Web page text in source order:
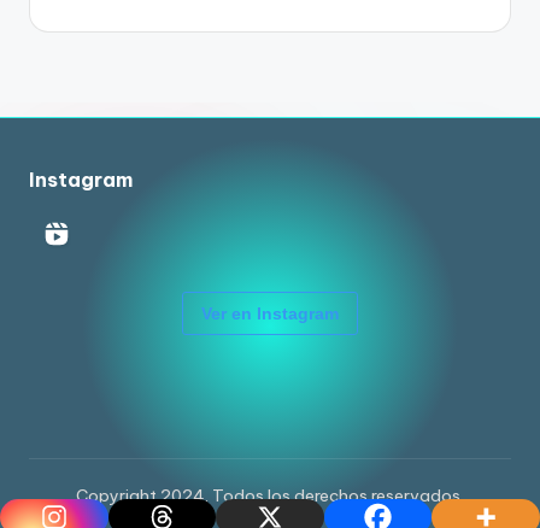
Instagram
Ver en Instagram
Copyright 2024. Todos los derechos reservados.